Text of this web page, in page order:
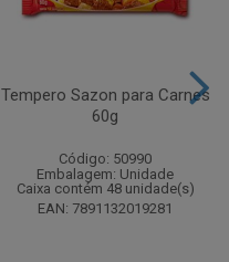
Tempero Sazon para Carnes
60g
Código: 50990
Embalagem: Unidade
Caixa contém 48 unidade(s)
EAN: 7891132019281